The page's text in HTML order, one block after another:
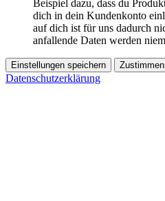
Beispiel dazu, dass du
dich in dein Kundenkonto
auf dich ist für uns dadurch
anfallende Daten werden
Einstellungen speichern Zustimmen
Datenschutzerklärung